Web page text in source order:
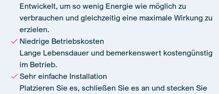
Entwickelt, um so wenig Energie wie möglich zu
verbrauchen und gleichzeitig eine maximale Wirkung zu
erzielen.
Niedrige Betriebskosten
Lange Lebensdauer und bemerkenswert kostengünstig
im Betrieb.
Sehr einfache Installation
Platzieren Sie es, schließen Sie es an und stecken Sie